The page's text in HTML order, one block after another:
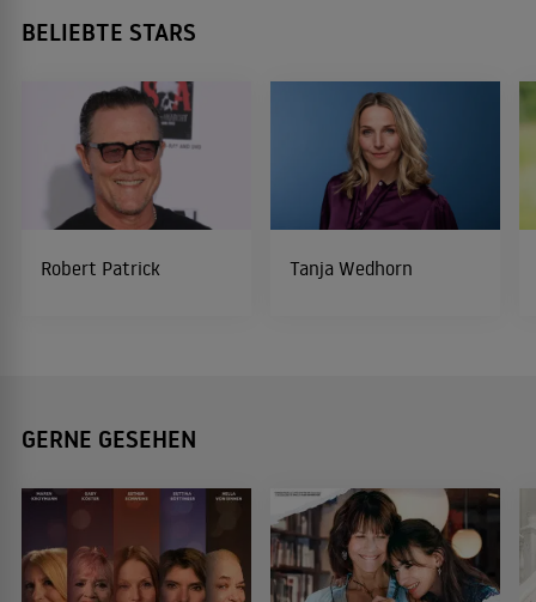
BELIEBTE STARS
Robert Patrick Tanja Wedhorn
GERNE GESEHEN